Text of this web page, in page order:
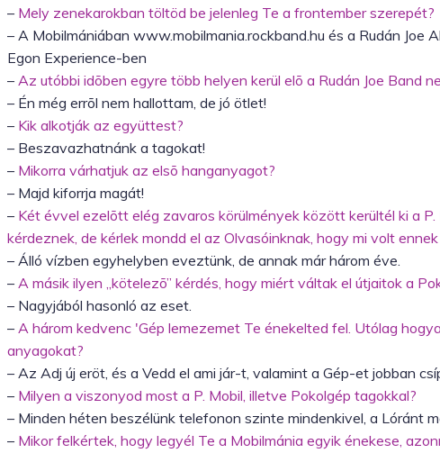
– Mely zenekarokban töltöd be jelenleg Te a frontember szerepét?
– A Mobilmániában www.mobilmania.rockband.hu és a Rudán
Egon Experience-ben
– Az utóbbi idõben egyre több helyen kerül elõ a Rudán Joe Band
– Én még errõl nem hallottam, de jó ötlet!
– Kik alkotják az együttest?
– Beszavazhatnánk a tagokat!
– Mikorra várhatjuk az elsõ hanganyagot?
– Majd kiforrja magát!
– Két évvel ezelõtt elég zavaros körülmények között kerültél ki a
kérdeznek, de kérlek mondd el az Olvasóinknak, hogy mi volt
– Álló vízben egyhelyben eveztünk, de annak már három éve.
– A másik ilyen „kötelezõ” kérdés, hogy miért váltak el útjaitok a
– Nagyjából hasonló az eset.
– A három kedvenc 'Gép lemezemet Te énekelted fel. Utólag
anyagokat?
– Az Adj új eröt, és a Vedd el ami jár-t, valamint a Gép-et jobban
– Milyen a viszonyod most a P. Mobil, illetve Pokolgép tagokkal?
– Minden héten beszélünk telefonon szinte mindenkivel, a Lóránt
– Mikor felkértek, hogy legyél Te a Mobilmánia egyik énekese,